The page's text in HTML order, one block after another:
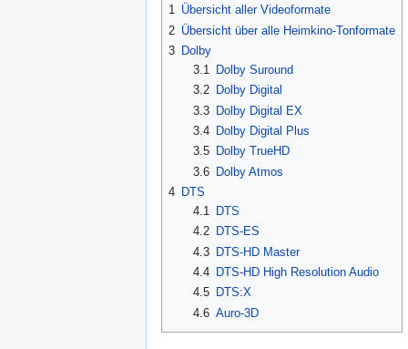
1 Übersicht aller Videoformate
2 Übersicht über alle Heimkino-Tonformate
3 Dolby
3.1
Dolby Suround
3.2
Dolby Digital
3.3
Dolby Digital EX
3.4
Dolby Digital Plus
3.5
Dolby TrueHD
3.6 Dolby Atmos
4 DTS
4.1
DTS
4.2
DTS-ES
4.3 DTS-HD Master
4.4
DTS-HD High Resolution Audio
4.5
DTS:X
4.6 Auro-3D